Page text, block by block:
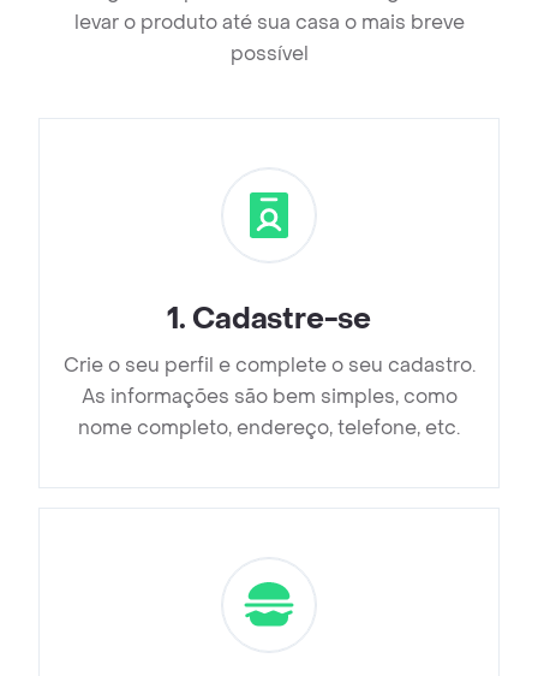
levar o produto até sua casa o mais breve
possível
1. Cadastre-se
Crie o seu perfil e complete o seu cadastro.
As informações são bem simples, como
nome completo, endereço, telefone, etc.